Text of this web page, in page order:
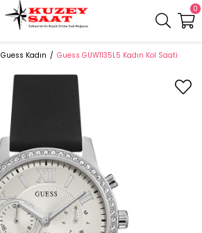
0
Guess Kadın Guess GUW1135L5 Kadın Kol Saati